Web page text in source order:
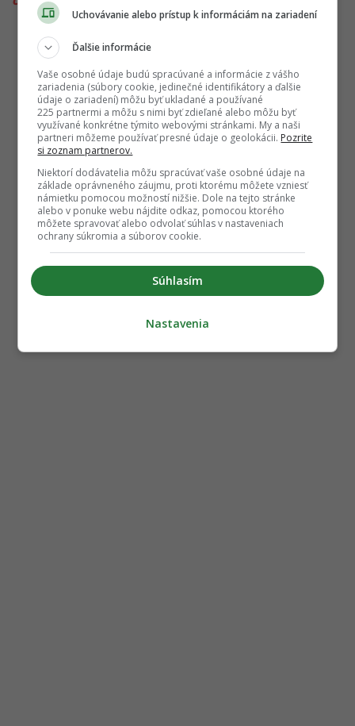
Uchovávanie alebo prístup k informáciám na zariadení
Ďalšie informácie
Vaše osobné údaje budú spracúvané a informácie z vášho
zariadenia (súbory cookie, jedinečné identifikátory a ďalšie
údaje o zariadení) môžu byť ukladané a používané
225 partnermi a môžu s nimi byť zdieľané alebo môžu byť
využívané konkrétne týmito webovými stránkami. My a naši
partneri môžeme používať presné údaje o geolokácii. Pozrite
si zoznam partnerov.
Niektorí dodávatelia môžu spracúvať vaše osobné údaje na
základe oprávneného záujmu, proti ktorému môžete vzniesť
námietku pomocou možností nižšie. Dole na tejto stránke
alebo v ponuke webu nájdite odkaz, pomocou ktorého
môžete spravovať alebo odvolať súhlas v nastaveniach
ochrany súkromia a súborov cookie.
Súhlasím
Nastavenia